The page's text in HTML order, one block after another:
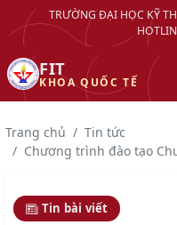
TRƯỜNG ĐẠI HỌC KỸ
FIT
KHOA QUỐC TẾ
Trang chủ
Tin tức
Chương trình đào tạo
Tin bài viết